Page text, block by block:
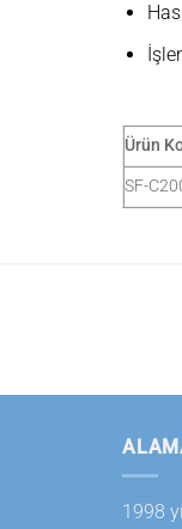
Ürün
SF-
1998